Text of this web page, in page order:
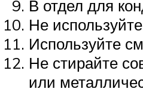
В отдел для
Не
Используйте
Не стирайте
или